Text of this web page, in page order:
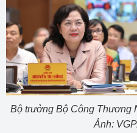
Bộ trưởng Bộ Công Thương
Ảnh: